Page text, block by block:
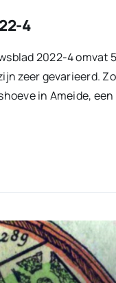
4
2022-4 omvat
zeer gevarieerd.
in Ameide,